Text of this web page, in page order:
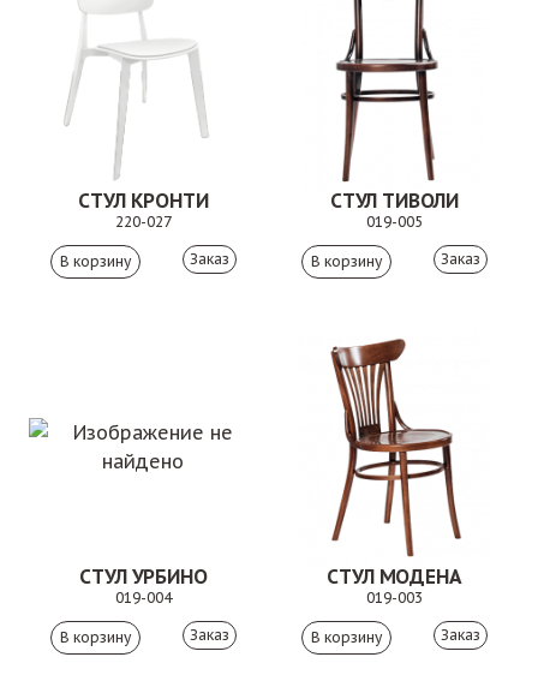
СТУЛ КРОНТИ
220-027
Заказ
СТУЛ ТИВОЛИ
019-005
Заказ
СТУЛ УРБИНО
019-004
Заказ
СТУЛ МОДЕНА
019-003
Заказ